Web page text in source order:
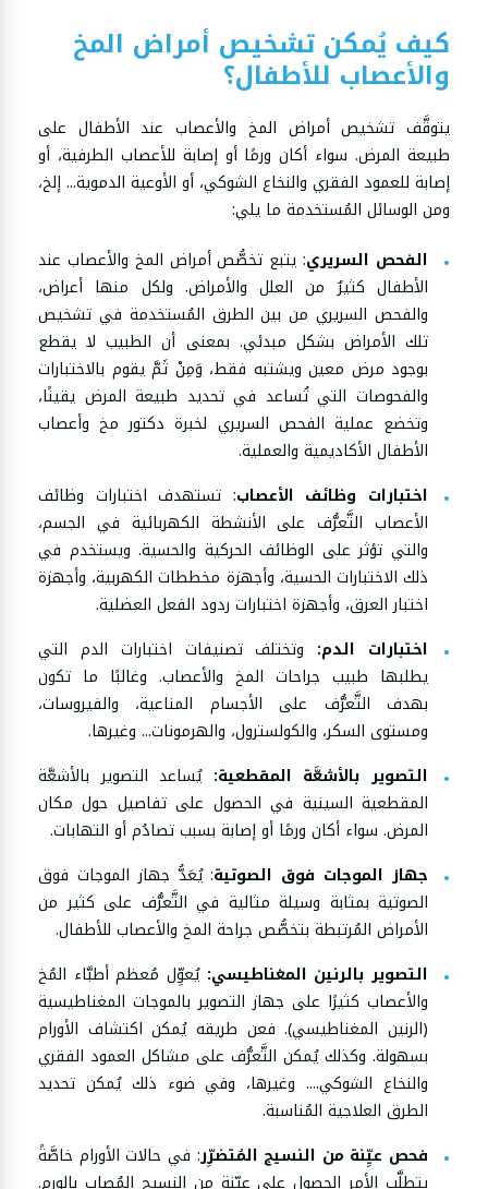
كيف يُمكن تشخيص أمراض المخ
والأعصاب للأطفال؟
يتوقَّف تشخيص أمراض المخ والأعصاب عند الأطفال على
طبيعة المرض. سواء أكان ورمًا أو إصابة للأعصاب الطرفية، أو
إصابة للعمود الفقري والنخاع الشوكي، أو الأوعية الدموية... إلخ،
ومن الوسائل المُستخدمة ما يلي:
الفحص السريري: يتبع تخصُّص أمراض المخ والأعصاب عند
الأطفال كثيرٌ من العلل والأمراض. ولكل منها أعراض،
والفحص السريري من بين الطرق المُستخدمة في تشخيص
تلك الأمراض بشكل مبدئي. بمعنى أن الطبيب لا يقطع
بوجود مرض معين ويشتبه فقط، وَمِنْ ثَمَّ يقوم بالاختبارات
والفحوصات التي تُساعد في تحديد طبيعة المرض يقينًا،
وتخضع عملية الفحص السريري لخبرة دكتور مخ وأعصاب
الأطفال الأكاديمية والعملية.
اختبارات وظائف الأعصاب: تستهدف اختبارات وظائف
الأعصاب التَّعرُّف على الأنشطة الكهربائية في الجسم،
والتي تؤثر على الوظائف الحركية والحسية. ويستخدم في
ذلك الاختبارات الحسية، وأجهزة مخططات الكهربية، وأجهزة
اختبار العرق، وأجهزة اختبارات ردود الفعل العضلية.
اختبارات الدم: وتختلف تصنيفات اختبارات الدم التي
يطلبها طبيب جراحات المخ والأعصاب. وغالبًا ما تكون
بهدف التَّعرُّف على الأجسام المناعية، والفيروسات،
ومستوى السكر، والكولسترول، والهرمونات... وغيرها.
التصوير بالأشعَّة المقطعية: يُساعد التصوير بالأشعَّة
المقطعية السينية في الحصول على تفاصيل حول مكان
المرض. سواء أكان ورمًا أو إصابة بسبب تصادُم أو التهابات.
جهاز الموجات فوق الصوتية: يُعَدُّ جهاز الموجات فوق
الصوتية بمثابة وسيلة مثالية في التَّعرُّف على كثير من
الأمراض المُرتبطة بتخصُّص جراحة المخ والأعصاب للأطفال.
التصوير بالرنين المغناطيسي:يُعوِّل مُعظم أطبَّاء المُخ
والأعصاب كثيرًا على جهاز التصوير بالموجات المغناطيسية
(الرنين المغناطيسي). فعن طريقه يُمكن اكتشاف الأورام
بسهولة. وكذلك يُمكن التَّعرُّف على مشاكل العمود الفقري
والنخاع الشوكي.... وغيرها، وفي ضوء ذلك يُمكن تحديد
الطرق العلاجية المُناسبة.
فحص عيِّنة من النسيج المُتضرِّر: في حالات الأورام خاصَّةً
يتطلَّب الأمر الحصول على عيِّنة من النسيج المُصاب بالورم.